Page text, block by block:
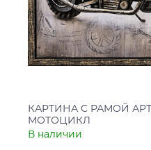
КАРТИНА С РАМОЙ АРТ
МОТОЦИКЛ
В наличии